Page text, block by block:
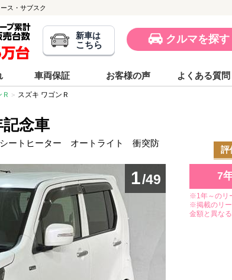
ス・サブスク
新車は
こちら クルマを探す
車両保証 お客様の声 よくある質問
スズキ ワゴンＲ
念車
トヒーター オートライト 衝突防
評
1/49 7
※1年～のリ
※掲載のリー
金額と異な